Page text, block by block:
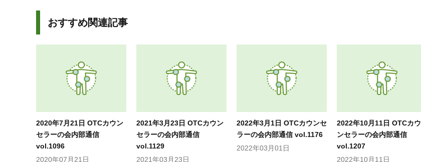
おすすめ関連記事
2020年7月21日 OTCカウン
セラーの会内部通信
vol.1096
2020年07月21日
2021年3月23日 OTCカウン
セラーの会内部通信
vol.1129
2021年03月23日
2022年3月1日 OTCカウンセ
ラーの会内部通信 vol.1176
2022年03月01日
2022年10月11日 OTCカウ
ンセラーの会内部通信
vol.1207
2022年10月11日